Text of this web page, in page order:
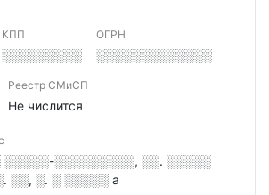
КПП
░░░░░░░░░
ОГРН
░░░░░░░░░░░░░
Реестр СМиСП
Не числится
░░░░░-░░░░░░░░░, ░░. ░░░░░
░░, ░. ░ ░░░░░ а